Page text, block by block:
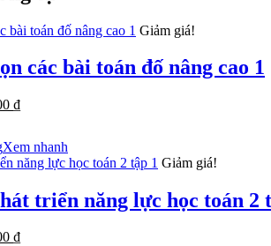
bài toán đố nâng cao 1 Giảm giá!
các bài toán đố nâng cao 1
₫
Xem nhanh
năng lực học toán 2 tập 1 Giảm giá!
triển năng lực học toán 2
₫